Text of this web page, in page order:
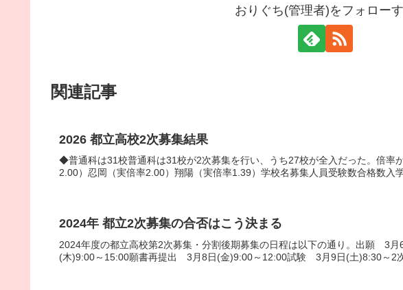
おりぐち(管理者)をフォロー
関連記事
2026 都立高校2次募集結果
◆普通科は31校普通科は31校が2次募集を行い、うち27校が全入だった。倍率
2.00）忍岡（実倍率2.00）翔陽（実倍率1.39）学校名募集人員受験数合格数入
2024年 都立2次募集の合否はこう決まる
2024年度の都立高校第2次募集・分割後期募集の日程は以下の通り。出願 3
(木)9:00～15:00願書再提出 3月8日(金)9:00～12:00試験 3月9日(土)8:30～2次